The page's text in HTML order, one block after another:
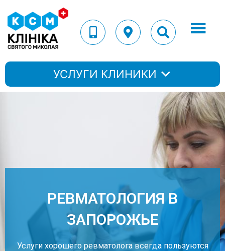
УСЛУГИ КЛИНИКИ
РЕВМАТОЛОГИЯ В
ЗАПОРОЖЬЕ
Услуги хорошего ревматолога всегда пользуются